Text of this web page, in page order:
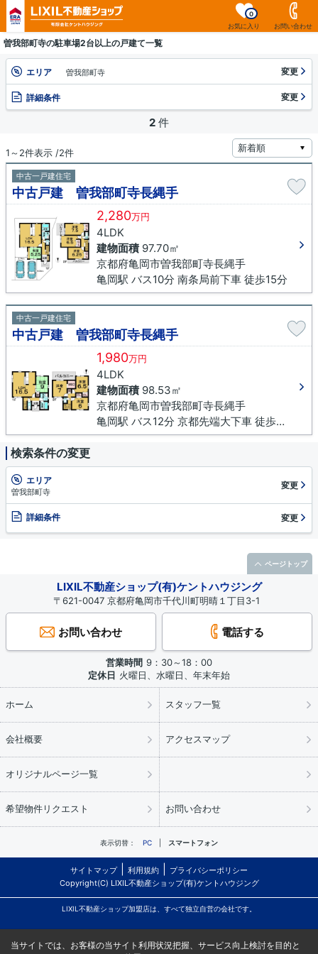
お気に入り
0
お問い合わせ
曽我部町寺の駐車場2台以上の戸建て一覧
エリア 曽我部町寺 変更
詳細条件 変更
2 件
1～2件表示 /2件
中古一戸建住宅
中古戸建 曽我部町寺長縄手
2,280万円
4LDK
建物面積97.70㎡
京都府亀岡市曽我部町寺長縄手
亀岡駅 バス10分 南条局前下車 徒歩15分
中古一戸建住宅
中古戸建 曽我部町寺長縄手
1,980万円
4LDK
建物面積98.53㎡
京都府亀岡市曽我部町寺長縄手
亀岡駅 バス12分 京都先端大下車 徒歩15分
検索条件の変更
エリア
曽我部町寺
変更
詳細条件 変更
LIXIL不動産ショップ(有)ケントハウジング
〒621-0047 京都府亀岡市千代川町明晴１丁目3-1
お問い合わせ 電話する
営業時間 9：30～18：00
定休日 火曜日、水曜日、年末年始
ホーム スタッフ一覧
会社概要 アクセスマップ
オリジナルページ一覧
希望物件リクエスト お問い合わせ
表示切替： PC スマートフォン
サイトマップ 利用規約
プライバシーポリシー
Copyright(C) LIXIL不動産ショップ(有)ケントハウジング
LIXIL不動産ショップ加盟店は、すべて独立自営の会社です。
ページトップ
当サイトでは、お客様の当サイト利用状況把握、サービス向上検討を目的と